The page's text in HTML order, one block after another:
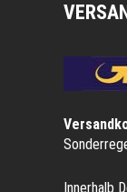
Innerhalb